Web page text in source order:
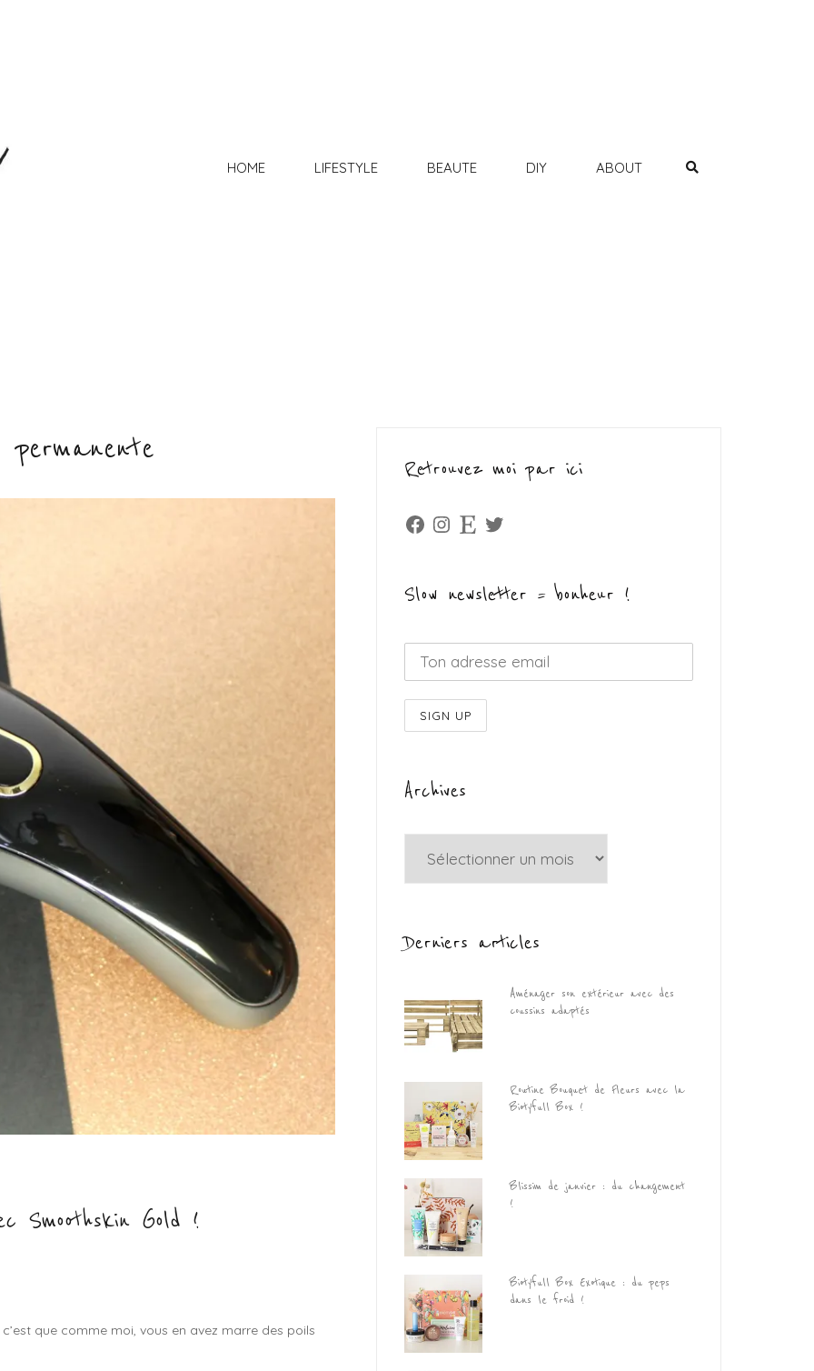
HOME LIFESTYLE BEAUTE DIY ABOUT
permanente
Smoothskin Gold !
que comme moi, vous en avez marre des poils
Retrouvez moi par ici
Facebook
Instagram
Etsy Twitter
Slow newsletter = bonheur !
Archives
Derniers articles
Aménager son extérieur avec des
coussins adaptés
Routine Bouquet de Fleurs avec la
Biotyfull Box !
Blissim de janvier : du changement
!
Biotyfull Box Exotique : du peps
dans le froid !